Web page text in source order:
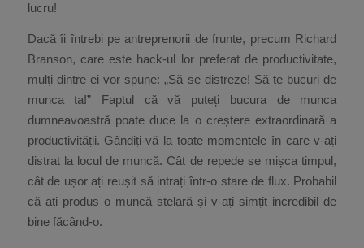
lucru!
Dacă îi întrebi pe antreprenorii de frunte, precum Richard
Branson, care este hack-ul lor preferat de productivitate,
mulți dintre ei vor spune: „Să se distreze! Să te bucuri de
munca ta!” Faptul că vă puteți bucura de munca
dumneavoastră poate duce la o creștere extraordinară a
productivității. Gândiți-vă la toate momentele în care v-ați
distrat la locul de muncă. Cât de repede se mișca timpul,
cât de ușor ați reușit să intrați într-o stare de flux. Probabil
că ați produs o muncă stelară și v-ați simțit incredibil de
bine făcând-o.